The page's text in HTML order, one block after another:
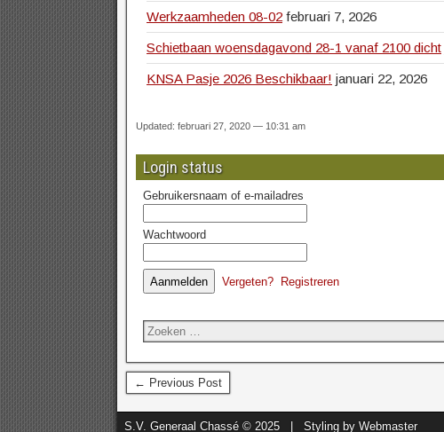
Werkzaamheden 08-02 februari 7, 2026
Schietbaan woensdagavond 28-1 vanaf 2100 dicht
KNSA Pasje 2026 Beschikbaar! januari 22, 2026
Updated: februari 27, 2020 — 10:31 am
Login status
Gebruikersnaam of e-mailadres
Wachtwoord
Vergeten? Registreren
← Previous Post
S.V. Generaal Chassé © 2025 | Styling by Webmaster